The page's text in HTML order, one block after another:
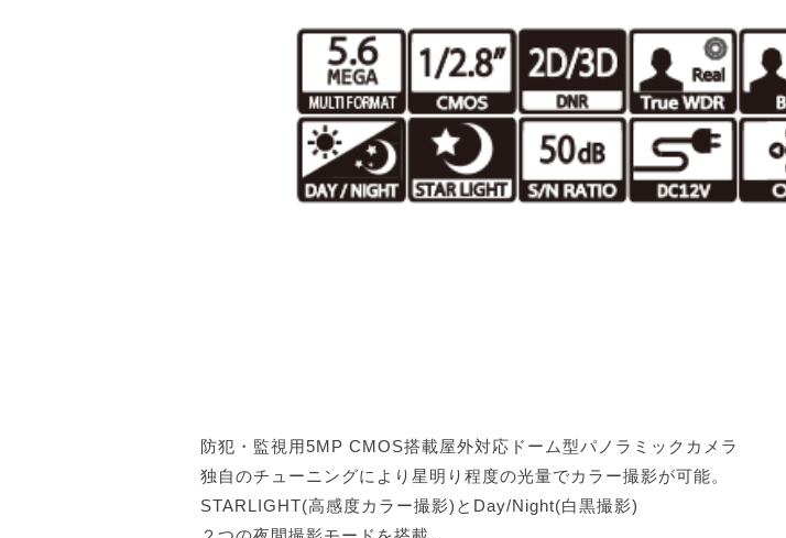
防犯・監視用5MP CMOS搭載屋外対応ドーム型パノラミックカメラ
独自のチューニングにより星明り程度の光量でカラー撮影が可能。
STARLIGHT(高感度カラー撮影)とDay/Night(白黒撮影)